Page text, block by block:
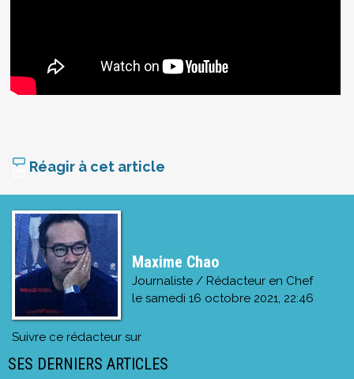
Réagir à cet article
Maxime Chao
Journaliste / Rédacteur en Chef
le samedi 16 octobre 2021, 22:46
Suivre ce rédacteur sur
SES DERNIERS ARTICLES